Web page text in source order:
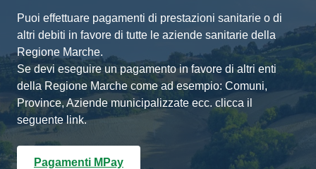
Puoi effettuare pagamenti di prestazioni sanitarie o di
altri debiti in favore di tutte le aziende sanitarie della
Regione Marche.
Se devi eseguire un pagamento in favore di altri enti
della Regione Marche come ad esempio: Comuni,
Province, Aziende municipalizzate ecc. clicca il
seguente link.
Pagamenti MPay